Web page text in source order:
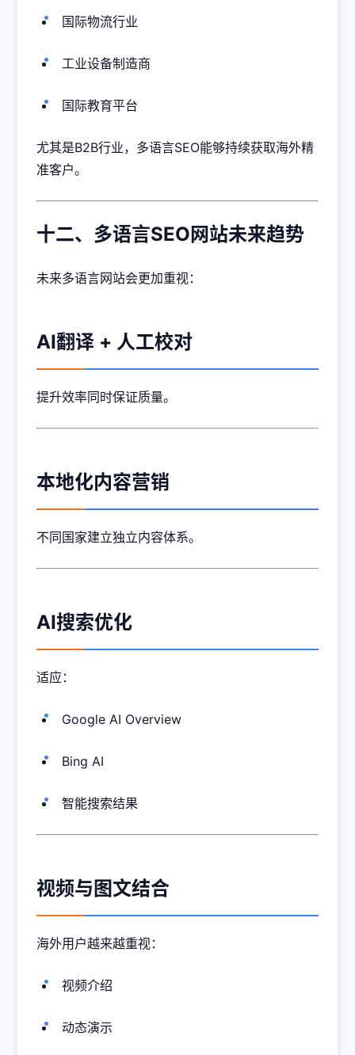
国际物流行业
工业设备制造商
国际教育平台
尤其是B2B行业，多语言SEO能够持续获取海外精
准客户。
十二、多语言SEO网站未来趋势
未来多语言网站会更加重视：
AI翻译 + 人工校对
提升效率同时保证质量。
本地化内容营销
不同国家建立独立内容体系。
AI搜索优化
适应：
Google AI Overview
Bing AI
智能搜索结果
视频与图文结合
海外用户越来越重视：
视频介绍
动态演示